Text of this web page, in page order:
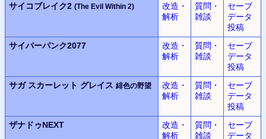
サイコブレイク2 (The Evil Within 2)
改造・
解析
質問・
雑談
セーブ
データ
投稿
サイバーパンク2077
改造・
解析
質問・
雑談
セーブ
データ
投稿
サガ スカーレット グレイス 緋色の野望
改造・
解析
質問・
雑談
セーブ
データ
投稿
ザナドゥNEXT
改造・
解析
質問・
雑談
セーブ
データ